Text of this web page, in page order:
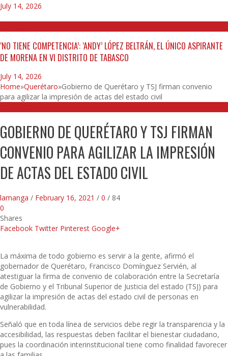
July 14, 2026
‘NO TIENE COMPETENCIA’: ‘ANDY’ LÓPEZ BELTRÁN, EL ÚNICO ASPIRANTE
DE MORENA EN VI DISTRITO DE TABASCO
July 14, 2026
Home»Querétaro»Gobierno de Querétaro y TSJ firman convenio
para agilizar la impresión de actas del estado civil
GOBIERNO DE QUERÉTARO Y TSJ FIRMAN
CONVENIO PARA AGILIZAR LA IMPRESIÓN
DE ACTAS DEL ESTADO CIVIL
lamanga / February 16, 2021 / 0 / 84
0
Shares
Facebook Twitter Pinterest Google+
La máxima de todo gobierno es servir a la gente, afirmó el
gobernador de Querétaro, Francisco Domínguez Servién, al
atestiguar la firma de convenio de colaboración entre la Secretaría
de Gobierno y el Tribunal Superior de Justicia del estado (TSJ) para
agilizar la impresión de actas del estado civil de personas en
vulnerabilidad.
Señaló que en toda línea de servicios debe regir la transparencia y la
accesibilidad, las respuestas deben facilitar el bienestar ciudadano,
pues la coordinación interinstitucional tiene como finalidad favorecer